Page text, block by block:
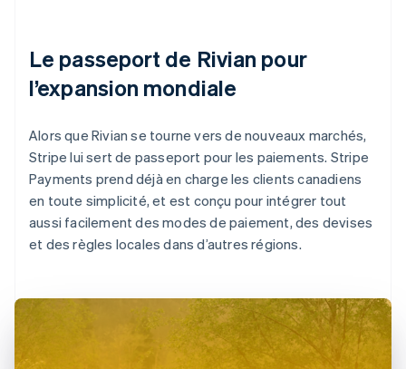
Le passeport de Rivian pour
l’expansion mondiale
Alors que Rivian se tourne vers de nouveaux marchés,
Stripe lui sert de passeport pour les paiements. Stripe
Payments prend déjà en charge les clients canadiens
en toute simplicité, et est conçu pour intégrer tout
aussi facilement des modes de paiement, des devises
et des règles locales dans d’autres régions.